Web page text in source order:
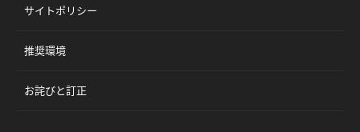
サイトポリシー
推奨環境
お詫びと訂正